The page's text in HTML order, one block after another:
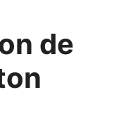
de